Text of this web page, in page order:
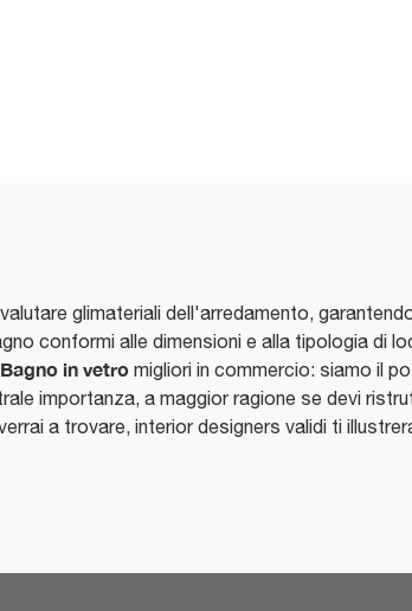
glimateriali dell'arredamento,
conformi alle dimensioni e alla tipologia di
in vetro migliori in commercio: siamo il
importanza, a maggior ragione se devi
a trovare, interior designers validi ti